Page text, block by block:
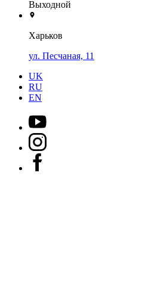
Выходной
Харьков
ул. Песчаная, 11
UK
RU
EN